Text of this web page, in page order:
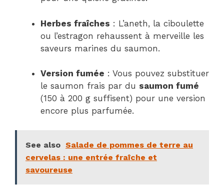
Herbes fraîches : L’aneth, la ciboulette
ou l’estragon rehaussent à merveille les
saveurs marines du saumon.
Version fumée : Vous pouvez substituer
le saumon frais par du saumon fumé
(150 à 200 g suffisent) pour une version
encore plus parfumée.
See also Salade de pommes de terre au
cervelas : une entrée fraîche et
savoureuse